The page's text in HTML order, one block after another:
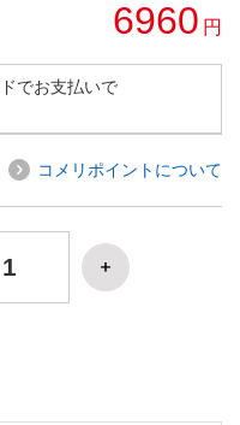
6960 円
でお支払いで
コメリポイントについて